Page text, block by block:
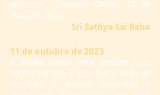
atividade.
(Discurso Divino, 11 de
maio de 1971)
Sri Sathya Sai Baba
11 de outubro de 2023
A Minha Graça está sempre com
vocês; ela não é algo que é dado ou
recebido. É sempre concedida e